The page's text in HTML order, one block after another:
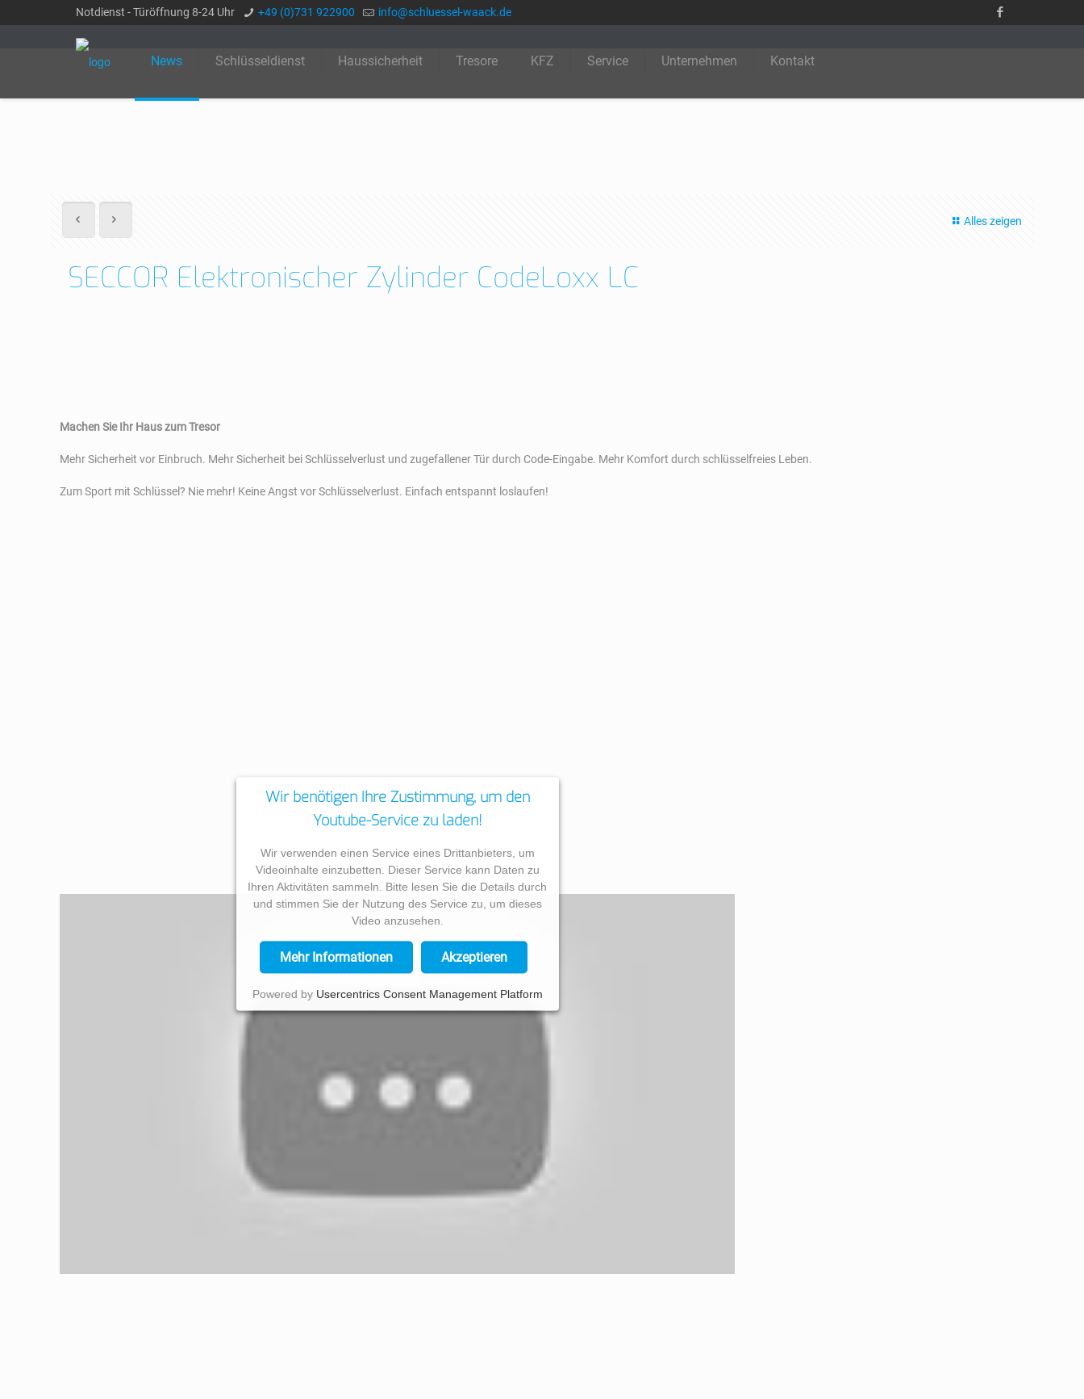
Notdienst - Türöffnung 8-24 Uhr +49 (0)731 922900 ed.kcaaw-lesseulhcs@ofni
News Schlüsseldienst Haussicherheit Tresore KFZ Service Unternehmen Kontakt
Alles zeigen
SECCOR Elektronischer Zylinder CodeLoxx LC
Machen Sie Ihr Haus zum Tresor
Mehr Sicherheit vor Einbruch. Mehr Sicherheit bei Schlüsselverlust und zugefallener Tür durch Code-Eingabe. Mehr Komfort durch schlüsselfreies Leben.
Zum Sport mit Schlüssel? Nie mehr! Keine Angst vor Schlüsselverlust. Einfach entspannt loslaufen!
Wir benötigen Ihre Zustimmung, um den
Youtube-Service zu laden!
Wir verwenden einen Service eines Drittanbieters, um
Videoinhalte einzubetten. Dieser Service kann Daten zu
Ihren Aktivitäten sammeln. Bitte lesen Sie die Details durch
und stimmen Sie der Nutzung des Service zu, um dieses
Video anzusehen.
Mehr Informationen Akzeptieren
Powered by Usercentrics Consent Management Platform